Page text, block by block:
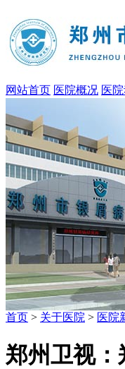
网站首页 医院概况 医
首页 > 关于医院 > 医院
郑州卫视